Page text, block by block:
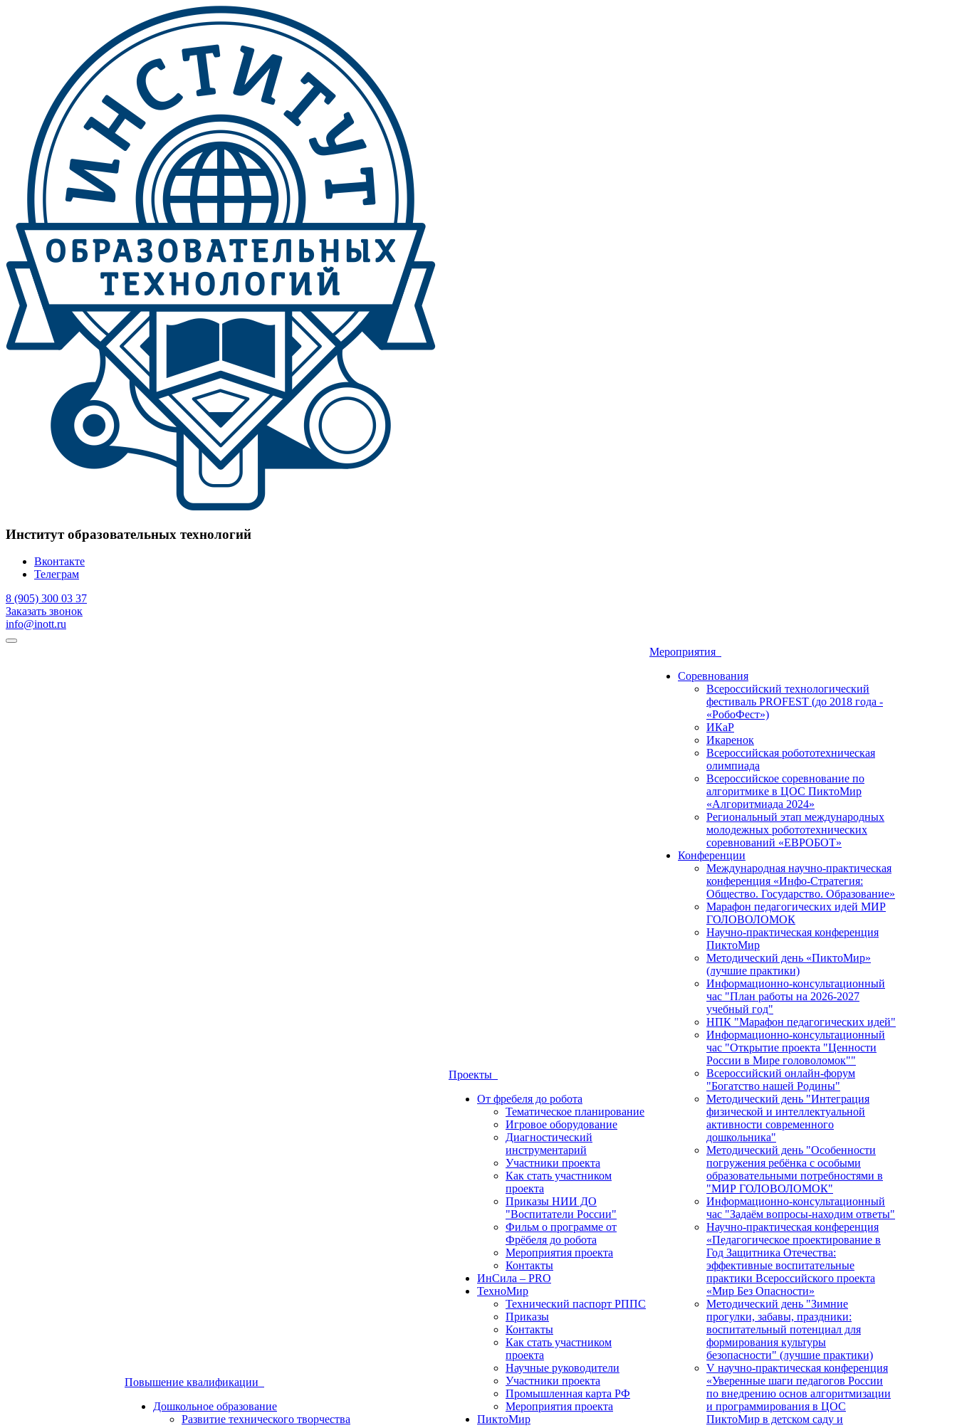
Институт образовательных технологий
Вконтакте
Телеграм
8 (905) 300 03 37
Заказать звонок
info@inott.ru
Повышение квалификации
Дошкольное образование
Развитие технического творчества
Проекты
От фребеля до робота
Тематическое планирование
Игровое оборудование
Диагностический
инструментарий
Участники проекта
Как стать участником
проекта
Приказы НИИ ДО
"Воспитатели России"
Фильм о программе от
Фрёбеля до робота
Мероприятия проекта
Контакты
ИнСила – PRO
ТехноМир
Технический паспорт РППС
Приказы
Контакты
Как стать участником
проекта
Научные руководители
Участники проекта
Промышленная карта РФ
Мероприятия проекта
ПиктоМир
Мероприятия
Соревнования
Всероссийский технологический
фестиваль PROFEST (до 2018 года -
«РобоФест»)
ИКаР
Икаренок
Всероссийская робототехническая
олимпиада
Всероссийское соревнование по
алгоритмике в ЦОС ПиктоМир
«Алгоритмиада 2024»
Региональный этап международных
молодежных робототехнических
соревнований «ЕВРОБОТ»
Конференции
Международная научно-практическая
конференция «Инфо-Стратегия:
Общество. Государство. Образование»
Марафон педагогических идей МИР
ГОЛОВОЛОМОК
Научно-практическая конференция
ПиктоМир
Методический день «ПиктоМир»
(лучшие практики)
Информационно-консультационный
час "План работы на 2026-2027
учебный год"
НПК "Марафон педагогических идей"
Информационно-консультационный
час "Открытие проекта "Ценности
России в Мире головоломок""
Всероссийский онлайн-форум
"Богатство нашей Родины"
Методический день "Интеграция
физической и интеллектуальной
активности современного
дошкольника"
Методический день "Особенности
погружения ребёнка с особыми
образовательными потребностями в
"МИР ГОЛОВОЛОМОК"
Информационно-консультационный
час "Задаём вопросы-находим ответы"
Научно-практическая конференция
«Педагогическое проектирование в
Год Защитника Отечества:
эффективные воспитательные
практики Всероссийского проекта
«Мир Без Опасности»
Методический день "Зимние
прогулки, забавы, праздники:
воспитательный потенциал для
формирования культуры
безопасности" (лучшие практики)
V научно-практическая конференция
«Уверенные шаги педагогов России
по внедрению основ алгоритмизации
и программирования в ЦОС
ПиктоМир в детском саду и